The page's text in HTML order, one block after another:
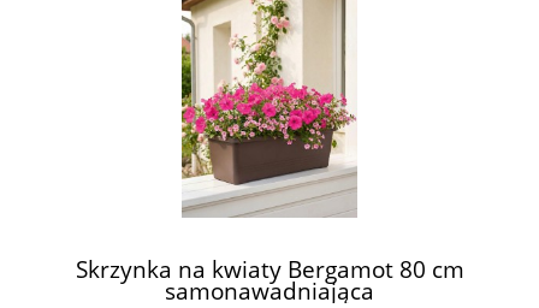
Skrzynka na kwiaty Bergamot 80 cm
samonawadniająca